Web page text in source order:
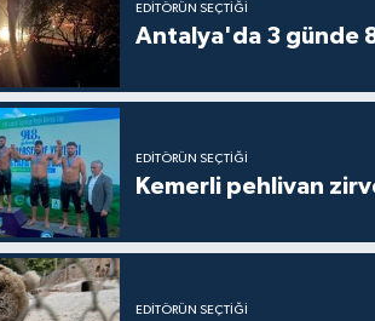
EDITÖRÜN SEÇTIĞI
Antalya'da 3 günde 8
EDITÖRÜN SEÇTIĞI
Kemerli pehlivan
EDITÖRÜN SEÇTIĞI